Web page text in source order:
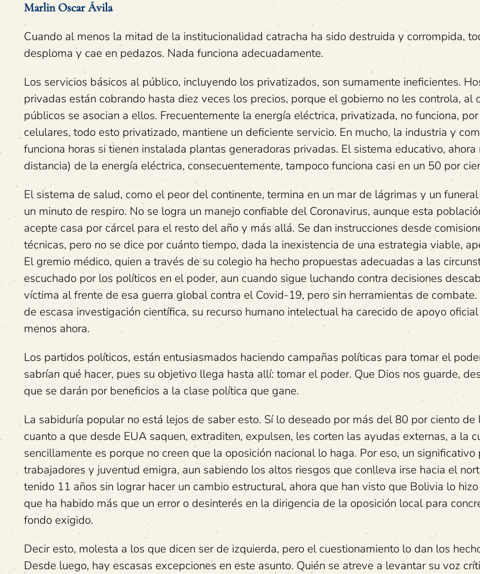
Marlin Oscar Ávila
Cuando al menos la mitad de la institucionalidad catracha ha sido destruida y corrompida,
desploma y cae en pedazos. Nada funciona adecuadamente.
Los servicios básicos al público, incluyendo los privatizados, son sumamente ineficientes.
privadas están cobrando hasta diez veces los precios, porque el gobierno no les controla, al
públicos se asocian a ellos. Frecuentemente la energía eléctrica, privatizada, no funciona,
celulares, todo esto privatizado, mantiene un deficiente servicio. En mucho, la industria y
funciona horas si tienen instalada plantas generadoras privadas. El sistema educativo,
distancia) de la energía eléctrica, consecuentemente, tampoco funciona casi en un 50 por
El sistema de salud, como el peor del continente, termina en un mar de lágrimas y un
un minuto de respiro. No se logra un manejo confiable del Coronavirus, aunque esta
acepte casa por cárcel para el resto del año y más allá. Se dan instrucciones desde
técnicas, pero no se dice por cuánto tiempo, dada la inexistencia de una estrategia viable,
El gremio médico, quien a través de su colegio ha hecho propuestas adecuadas a las
escuchado por los políticos en el poder, aun cuando sigue luchando contra decisiones
víctima al frente de esa guerra global contra el Covid-19, pero sin herramientas de
de escasa investigación científica, su recurso humano intelectual ha carecido de apoyo
menos ahora.
Los partidos políticos, están entusiasmados haciendo campañas políticas para tomar el
sabrían qué hacer, pues su objetivo llega hasta allí: tomar el poder. Que Dios nos guarde,
que se darán por beneficios a la clase política que gane.
La sabiduría popular no está lejos de saber esto. Sí lo deseado por más del 80 por ciento de
cuanto a que desde EUA saquen, extraditen, expulsen, les corten las ayudas externas, a la
sencillamente es porque no creen que la oposición nacional lo haga. Por eso, un significativo
trabajadores y juventud emigra, aun sabiendo los altos riesgos que conlleva irse hacia el
tenido 11 años sin lograr hacer un cambio estructural, ahora que han visto que Bolivia lo
que ha habido más que un error o desinterés en la dirigencia de la oposición local para
fondo exigido.
Decir esto, molesta a los que dicen ser de izquierda, pero el cuestionamiento lo dan los
Desde luego, hay escasas excepciones en este asunto. Quién se atreve a levantar su voz